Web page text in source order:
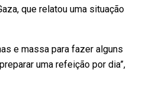
que relatou uma situação
e massa para fazer alguns
uma refeição por dia”,